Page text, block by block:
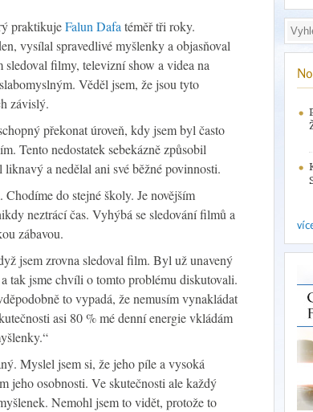
praktikujeFalun Dafa téměř tři roky.
vysílal spravedlivé myšlenky a objasňoval
filmy, televizní show a videa na
Věděl jsem, že jsou tyto
závislý.
překonat úroveň, kdy jsem byl často
Tento nedostatek sebekázně způsobil
a nedělal ani své běžné povinnosti.
do stejné školy. Je novějším
neztrácí čas. Vyhýbá se sledování filmů a
zábavou.
jsem zrovna sledoval film. Byl už unavený
tak jsme chvíli o tomto problému diskutovali.
to vypadá, že nemusím vynakládat
asi 80 % mé denní energie vkládám
Myslel jsem si, že jeho píle a vysoká
jeho osobnosti. Ve skutečnosti ale každý
Nemohl jsem to vidět, protože to